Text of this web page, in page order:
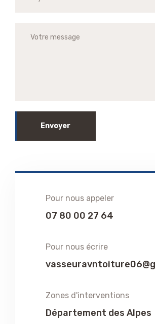
Envoyer
Pour nous appeler
07 80 00 27 64
Pour nous écrire
Zones d'interventions
Département des Alpes